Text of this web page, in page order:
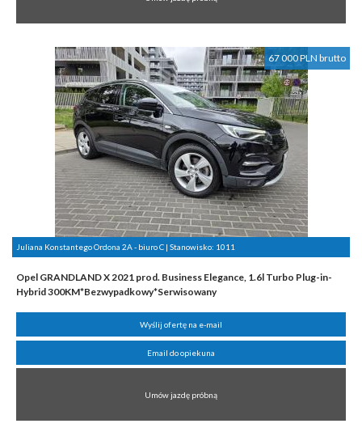
67 000 PLN brutto
Juliana Konstantego Ordona 2A - biuro C | Stanowisko: 1011
Opel GRANDLAND X 2021 prod. Business Elegance, 1.6l Turbo Plug-in-
Hybrid 300KM*Bezwypadkowy*Serwisowany
Wyślij ofertę na e-mail
Email do opiekuna
Umów jazdę próbną